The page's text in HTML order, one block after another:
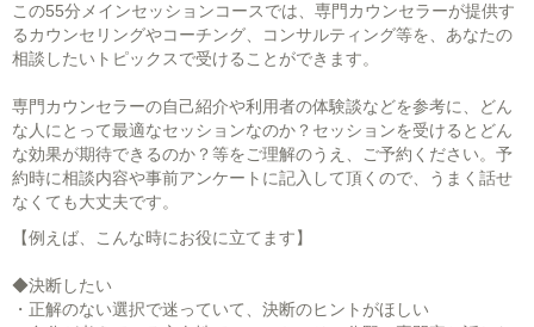
この55分メインセッションコースでは、専門カウンセラーが提供す
るカウンセリングやコーチング、コンサルティング等を、あなたの
相談したいトピックスで受けることができます。
専門カウンセラーの自己紹介や利用者の体験談などを参考に、どん
な人にとって最適なセッションなのか？セッションを受けるとどん
な効果が期待できるのか？等をご理解のうえ、ご予約ください。予
約時に相談内容や事前アンケートに記入して頂くので、うまく話せ
なくても大丈夫です。
【例えば、こんな時にお役に立てます】
◆決断したい
・正解のない選択で迷っていて、決断のヒントがほしい